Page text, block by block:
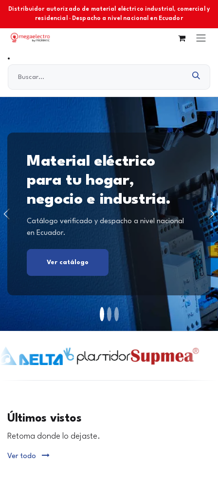
Ir al contenido
Distribuidor autorizado de material eléctrico industrial, comercial y
residencial · Despacho a nivel nacional en Ecuador
Material eléctrico
para tu hogar,
negocio e industria.
Catálogo verificado y despacho a nivel nacional
en Ecuador.
Ver catálogo
Últimos vistos
Retoma donde lo dejaste.
Ver todo